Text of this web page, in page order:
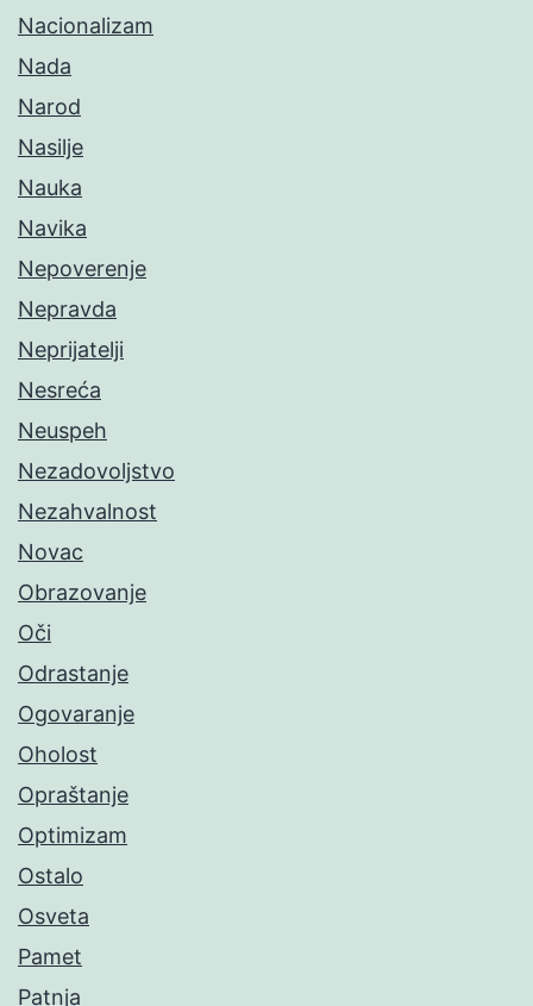
Nacionalizam
Nada
Narod
Nasilje
Nauka
Navika
Nepoverenje
Nepravda
Neprijatelji
Nesreća
Neuspeh
Nezadovoljstvo
Nezahvalnost
Novac
Obrazovanje
Oči
Odrastanje
Ogovaranje
Oholost
Opraštanje
Optimizam
Ostalo
Osveta
Pamet
Patnja